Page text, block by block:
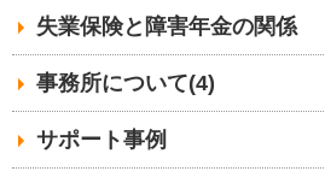
失業保険と障害年金の関係
事務所について(4)
サポート事例